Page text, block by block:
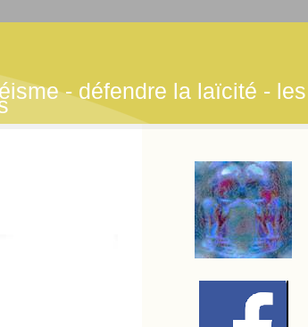
- défendre la laïcité - les